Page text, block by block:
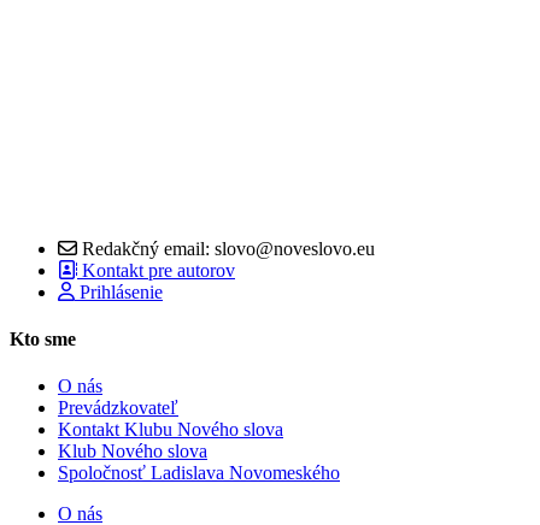
Redakčný email: slovo@noveslovo.eu
Kontakt pre autorov
Prihlásenie
Kto sme
O nás
Prevádzkovateľ
Kontakt Klubu Nového slova
Klub Nového slova
Spoločnosť Ladislava Novomeského
O nás